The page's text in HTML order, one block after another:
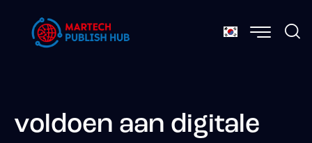
voldoen aan digitale